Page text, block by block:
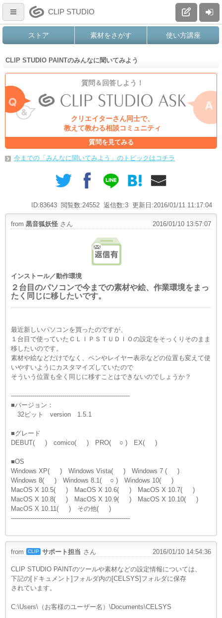
CLIP STUDIO
ストア 素材をさがす 使い方講座
CLIP STUDIO PAINTのみんなに聞いてみよう
質問＆回答しよう！
クリエイターさん同士で、
教えて教わる相談コミュニティ
質問を見てみる
今までの「みんなに聞いてみよう」のトピックはコチラ
更新日:2016/01/11 11:17:04
返信数:3
閲覧数:24552
ID:83643
from 黒音狐妖怪 さん 2016/01/10 13:57:07
インストール／動作環境
２台目のパソコンで今までの素材や絵、作業環境をまっ
たく同じに移したいです。
最近新しいパソコンを買ったのですが、
１台目で使っていたＣＬＩＰＳＴＵＤＩＯの設定をそっくりそのまま
移したいのです。
素材や絵などだけでなく、ペンやレイヤー表示などの位置も変えて使
いやすいようにカスタマイズしていたので
そういう位置も全く同じに移すことはできないのでしょうか？
------------------------------------------------------------
■バージョン：
32ビット version 1.5.1
■グレード
DEBUT( ) comico( ) PRO( ○ ) EX( )
■OS
Windows XP( ) Windows Vista( ) Windows 7 ( )
Windows 8( ) Windows 8.1( ○ ) Windows 10( )
MacOS X 10.5( ) MacOS X 10.6( ) MacOS X 10.7( )
MacOS X 10.8( ) MacOS X 10.9( ) MacOS X 10.10( )
MacOS X 10.11( ) その他( )
------------------------------------------------------------
from CLIP サポート担当 さん 2016/01/10 14:54:36
CLIP STUDIO PAINTのツールや素材などの設定情報については、
下記の[ドキュメント]フォルダ内の[CELSYS]フォルダに保存
されています。
C:\Users\（お客様のユーザー名）\Documents\CELSYS